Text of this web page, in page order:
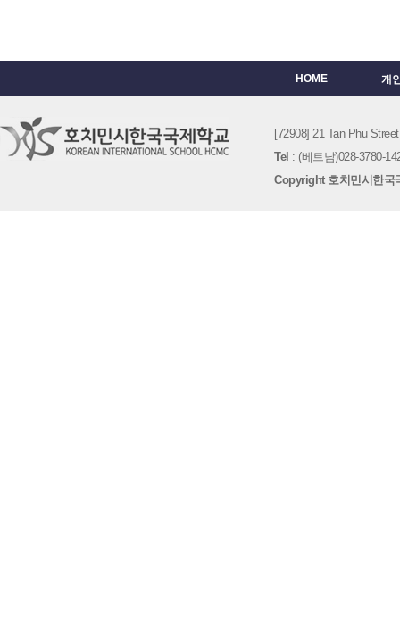
HOME 개
[72908] 21 Tan Phu
Tel : (베트남)028-3780-
Copyright 호치민시한국